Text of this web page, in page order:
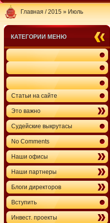
Главная /2015 » Июль
КАТЕГОРИИ МЕНЮ
Статьи на сайте
Это важно
Судейские выкрутасы
No Comments
Наши офисы
Наши партнеры
Блоги директоров
Вступить
Инвест. проекты